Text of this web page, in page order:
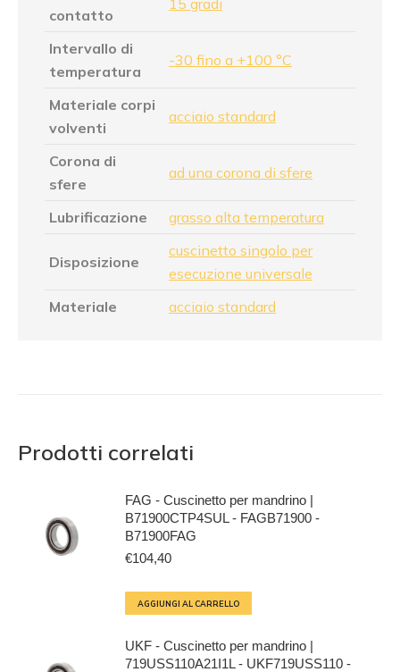
contatto
15 gradi
Intervallo di
temperatura
-30 fino a +100 °C
Materiale corpi
volventi
acciaio standard
Corona di
sfere
ad una corona di sfere
Lubrificazione grasso alta temperatura
Disposizione
cuscinetto singolo per
esecuzione universale
Materiale
acciaio standard
Prodotti correlati
FAG - Cuscinetto per mandrino |
B71900CTP4SUL - FAGB71900 -
B71900FAG
€104,40
AGGIUNGI AL CARRELLO
UKF - Cuscinetto per mandrino |
719USS110A21I1L - UKF719USS110 -